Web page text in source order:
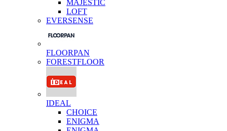
MAJESTIC
LOFT
EVERSENSE
FLOORPAN
FORESTFLOOR
IDEAL
CHOICE
ENIGMA